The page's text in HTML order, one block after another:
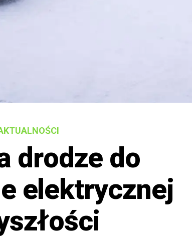
drodze do
elektrycznej